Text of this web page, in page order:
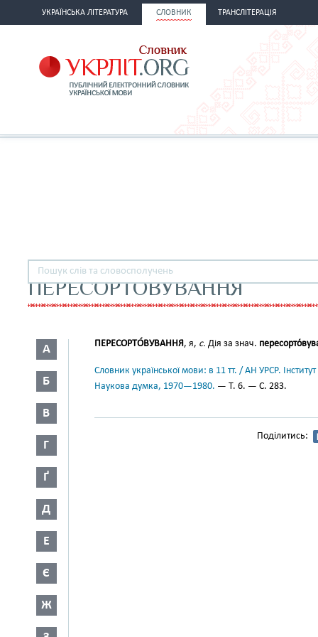
УКРАЇНСЬКА ЛІТЕРАТУРА СЛОВНИК ТРАНСЛІТЕРАЦІЯ
ПЕРЕСОРТОВУВАННЯ
А
Б
В
Г
Ґ
Д
Е
Є
Ж
ПЕРЕСОРТО́ВУВАННЯ, я, с. Дія за знач.
Словник української мови: в 11 тт. / АН УРСР.
Наукова думка, 1970—1980. — Т. 6. — С. 283.
Поділитись: